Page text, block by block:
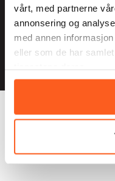
vårt, med partnerne
annonsering og
med annen
eller som de har
Nyhetsbrev
Personvern